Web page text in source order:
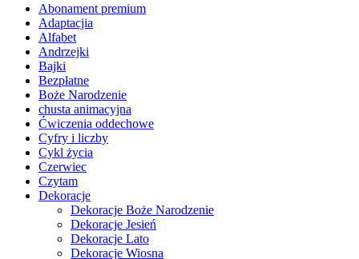
Abonament premium
Adaptacjia
Alfabet
Andrzejki
Bajki
Bezpłatne
Boże Narodzenie
chusta animacyjna
Ćwiczenia oddechowe
Cyfry i liczby
Cykl życia
Czerwiec
Czytam
Dekoracje
Dekoracje Boże Narodzenie
Dekoracje Jesień
Dekoracje Lato
Dekoracje Wiosna